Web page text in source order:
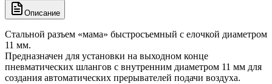
Описание
Стальной разъем «мама» быстросъемный с елочкой диаметром
11 мм.
Предназначен для установки на выходном конце
пневматических шлангов с внутренним диаметром 11 мм для
создания автоматических прерывателей подачи воздуха.